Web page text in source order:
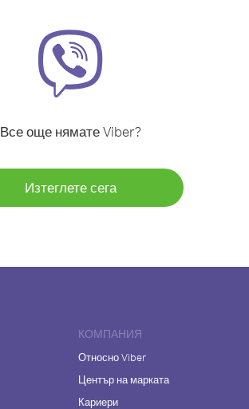
Все още нямате Viber?
Изтеглете сега
КОМПАНИЯ
Относно Viber
Център на марката
Кариери